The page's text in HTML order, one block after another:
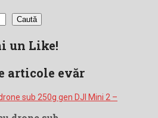
Caută
un Like!
articole evăr